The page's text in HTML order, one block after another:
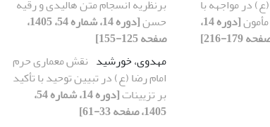
در مواجهه با
[دوره 14،
برنظریه انسجام متن هالیدی و رقیه
حسن
[دوره 14، شماره 54، 1405،
صفحه 125-155]
مهدوی، خورشید نقش معماری حرم
امام رضا (ع) در تبیین توحید با تأکید
بر تزیینات
[دوره 14، شماره 54،
1405، صفحه 33-61]